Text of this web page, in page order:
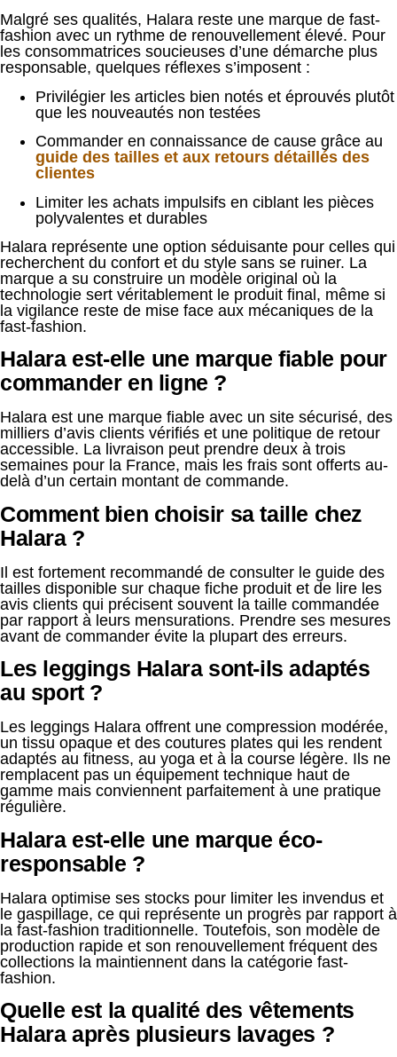
Malgré ses qualités, Halara reste une marque de fast-
fashion avec un rythme de renouvellement élevé. Pour
les consommatrices soucieuses d’une démarche plus
responsable, quelques réflexes s’imposent :
Privilégier les articles bien notés et éprouvés plutôt
que les nouveautés non testées
Commander en connaissance de cause grâce au
guide des tailles et aux retours détaillés des
clientes
Limiter les achats impulsifs en ciblant les pièces
polyvalentes et durables
Halara représente une option séduisante pour celles qui
recherchent du confort et du style sans se ruiner. La
marque a su construire un modèle original où la
technologie sert véritablement le produit final, même si
la vigilance reste de mise face aux mécaniques de la
fast-fashion.
Halara est-elle une marque fiable pour
commander en ligne ?
Halara est une marque fiable avec un site sécurisé, des
milliers d’avis clients vérifiés et une politique de retour
accessible. La livraison peut prendre deux à trois
semaines pour la France, mais les frais sont offerts au-
delà d’un certain montant de commande.
Comment bien choisir sa taille chez
Halara ?
Il est fortement recommandé de consulter le guide des
tailles disponible sur chaque fiche produit et de lire les
avis clients qui précisent souvent la taille commandée
par rapport à leurs mensurations. Prendre ses mesures
avant de commander évite la plupart des erreurs.
Les leggings Halara sont-ils adaptés
au sport ?
Les leggings Halara offrent une compression modérée,
un tissu opaque et des coutures plates qui les rendent
adaptés au fitness, au yoga et à la course légère. Ils ne
remplacent pas un équipement technique haut de
gamme mais conviennent parfaitement à une pratique
régulière.
Halara est-elle une marque éco-
responsable ?
Halara optimise ses stocks pour limiter les invendus et
le gaspillage, ce qui représente un progrès par rapport à
la fast-fashion traditionnelle. Toutefois, son modèle de
production rapide et son renouvellement fréquent des
collections la maintiennent dans la catégorie fast-
fashion.
Quelle est la qualité des vêtements
Halara après plusieurs lavages ?